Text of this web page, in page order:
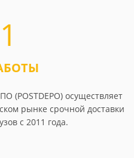
(POSTDEPO) осуществляет
рынке срочной доставки
с 2011 года.